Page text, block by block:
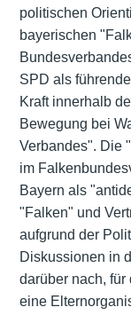
politischen
bayerischen
SPD als
Kraft innerhalb
Bewegung bei
Verbandes". Die
im
Bayern als
"Falken" und
aufgrund der
Diskussionen in
darüber nach,
eine